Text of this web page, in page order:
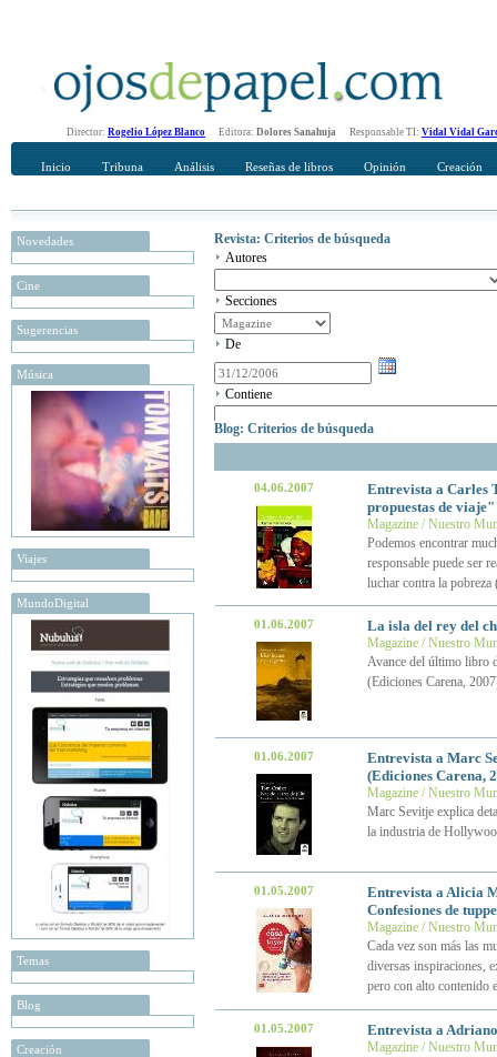
Director: Rogelio López Blanco Editora: Dolores Sanahuja Responsable TI: Vidal Vidal
Inicio Tribuna Análisis Reseñas de libros Opinión Creación
Novedades
Cine
Sugerencias
Música
Viajes
MundoDigital
Temas
Blog
Creación
Revista: Criterios de búsqueda
Autores
Secciones
De
Contiene
Blog: Criterios de búsqueda
04.06.2007
Entrevista a Carles
propuestas de
Magazine / Nuestro
Podemos encontrar
responsable puede ser
luchar contra la
01.06.2007 La isla del rey del
Magazine / Nuestro
Avance del último libro
(Ediciones Carena,
01.06.2007
Entrevista a Marc
(Ediciones Carena,
Magazine / Nuestro
Marc Sevitje explica
la industria de
01.05.2007
Entrevista a Alicia
Confesiones de
Magazine / Nuestro
Cada vez son más las
diversas inspiraciones,
pero con alto contenido
01.05.2007 Entrevista a
Magazine / Nuestro